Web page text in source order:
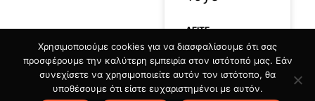
ΔΕΊΤΕ
ΠΕΡΙΣΣΟΤΕΡΑ »
09/07/2026
Χρησιμοποιούμε cookies για να διασφαλίσουμε ότι σας
προσφέρουμε την καλύτερη εμπειρία στον ιστότοπό μας. Εάν
συνεχίσετε να χρησιμοποιείτε αυτόν τον ιστότοπο, θα
υποθέσουμε ότι είστε ευχαριστημένοι με αυτόν.